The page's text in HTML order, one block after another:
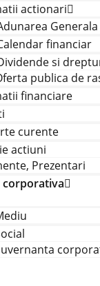
actionari
financiar
si
publica de
financiare
curente
actiuni
Prezentari
corporativa